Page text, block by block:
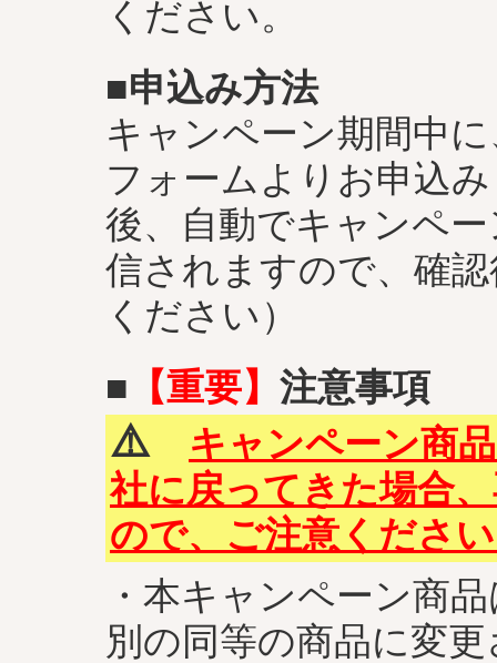
ください。
■申込み方法
キャンペーン期間中
フォームよりお申込
後、自動でキャンペ
信されますので、確
ください）
■ 【重要】 注意事項
⚠️
キャンペーン商
社に戻ってきた場合
ので、ご注意くださ
・本キャンペーン商
別の同等の商品に変